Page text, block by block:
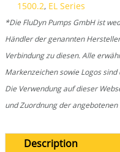
1500.2, EL Series
*Die FluDyn Pumps GmbH ist
Händler der genannten
Verbindung zu diesen. Alle
Markenzeichen sowie Logos
Die Verwendung auf dieser
und Zuordnung der angebotenen
Description